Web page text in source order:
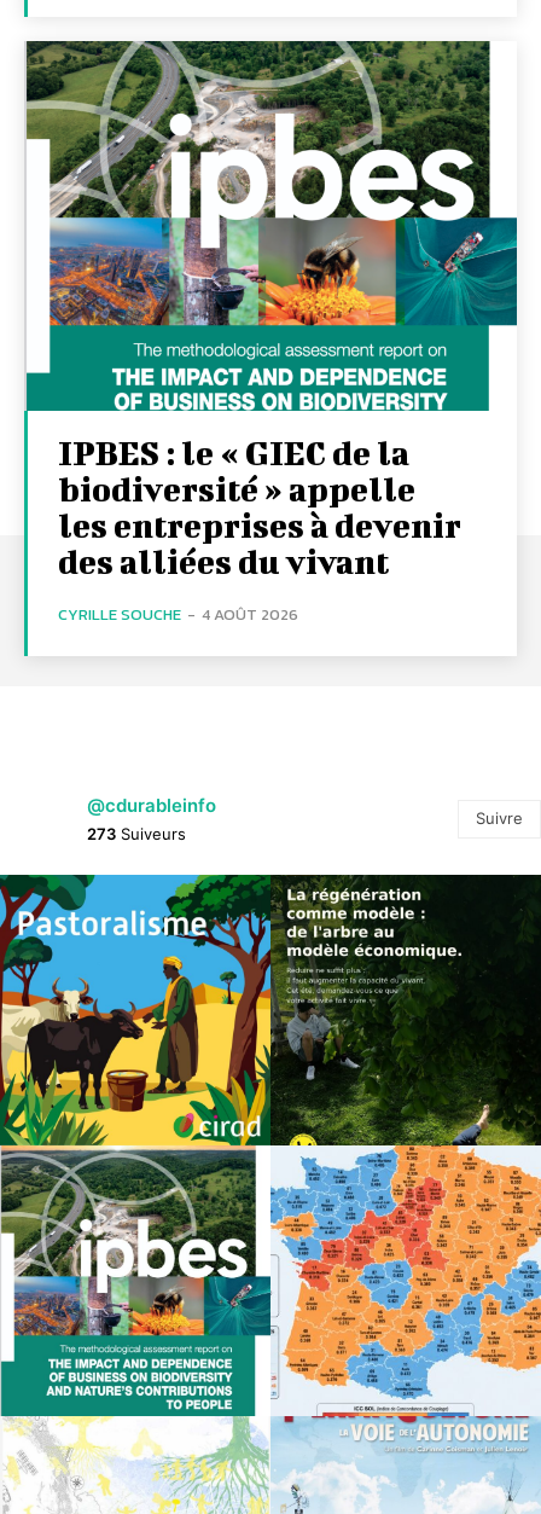
IPBES : le « GIEC de la
biodiversité » appelle
les entreprises à devenir
des alliées du vivant
CYRILLE SOUCHE - 4 AOÛT 2026
@cdurableinfo
273 Suiveurs
Suivre